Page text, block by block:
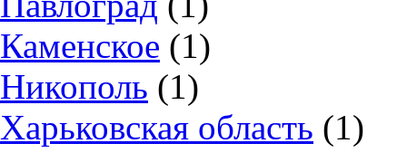
Каменское (1)
Никополь (1)
Харьковская область (1)